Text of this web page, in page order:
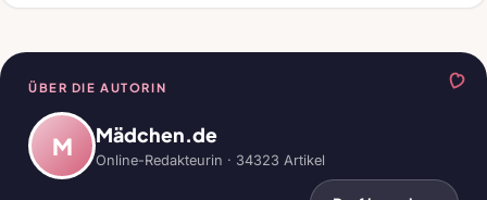
ÜBER DIE AUTORIN
M Mädchen.de
Online-Redakteurin · 34323 Artikel